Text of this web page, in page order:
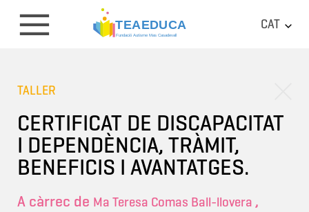
CAT
TALLER
CERTIFICAT DE DISCAPACITAT
I DEPENDÈNCIA, TRÀMIT,
BENEFICIS I AVANTATGES.
A càrrec de Ma Teresa Comas Ball-llovera ,